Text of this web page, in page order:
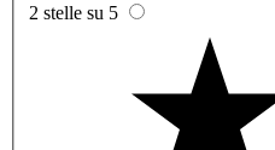
2 stelle su 5